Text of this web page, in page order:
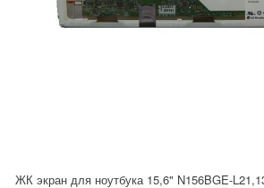
ЖК экран для ноутбука 15,6" N156BGE-